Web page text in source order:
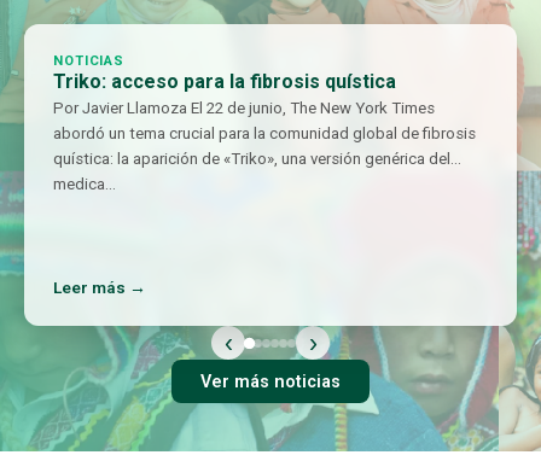
NOTICIAS
Triko: acceso para la fibrosis quística
Por Javier Llamoza El 22 de junio, The New York Times
abordó un tema crucial para la comunidad global de fibrosis
quística: la aparición de «Triko», una versión genérica del
medica…
Leer más →
‹ ›
Ver más noticias